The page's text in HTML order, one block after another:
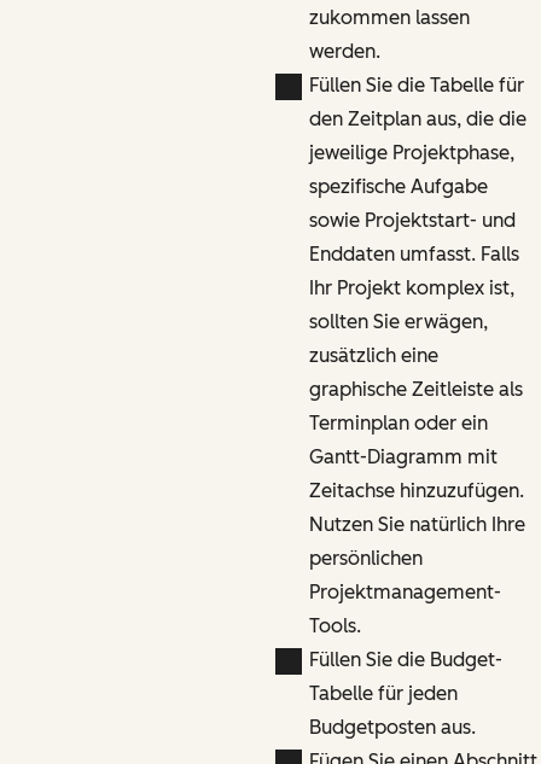
zukommen lassen
werden.
Füllen Sie die Tabelle für
den Zeitplan aus, die die
jeweilige Projektphase,
spezifische Aufgabe
sowie Projektstart- und
Enddaten umfasst. Falls
Ihr Projekt komplex ist,
sollten Sie erwägen,
zusätzlich eine
graphische Zeitleiste als
Terminplan oder ein
Gantt-Diagramm mit
Zeitachse hinzuzufügen.
Nutzen Sie natürlich Ihre
persönlichen
Projektmanagement-
Tools.
Füllen Sie die Budget-
Tabelle für jeden
Budgetposten aus.